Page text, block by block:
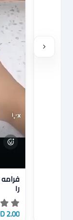
عرض
ر١
2.00 JOD